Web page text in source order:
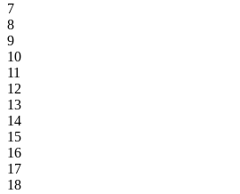
7
8
9
10
11
12
13
14
15
16
17
18